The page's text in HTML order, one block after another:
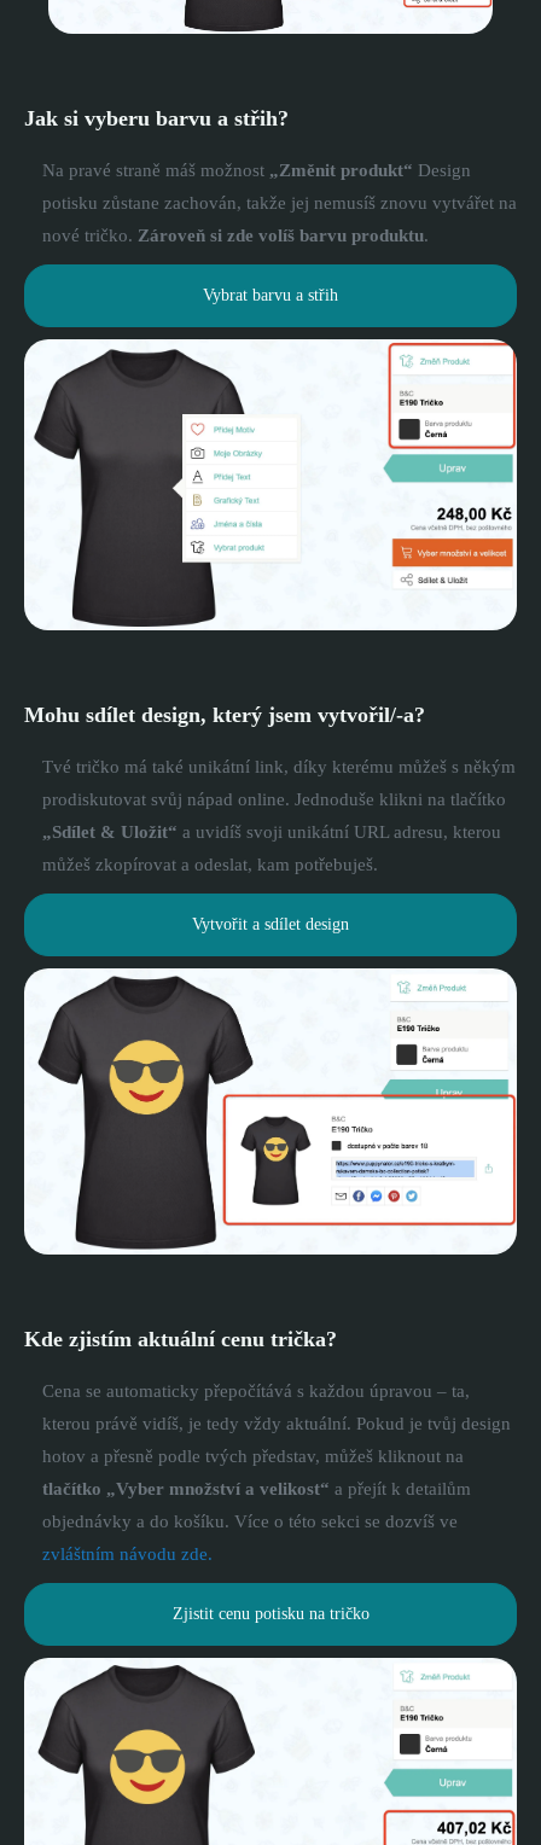
Jak si vyberu barvu a střih?
Na pravé straně máš možnost „Změnit produkt“ Design
potisku zůstane zachován, takže jej nemusíš znovu vytvářet na
nové tričko. Zároveň si zde volíš barvu produktu.
Vybrat barvu a střih
Mohu sdílet design, který jsem vytvořil/-a?
Tvé tričko má také unikátní link, díky kterému můžeš s někým
prodiskutovat svůj nápad online. Jednoduše klikni na tlačítko
„Sdílet & Uložit“ a uvidíš svoji unikátní URL adresu, kterou
můžeš zkopírovat a odeslat, kam potřebuješ.
Vytvořit a sdílet design
Kde zjistím aktuální cenu trička?
Cena se automaticky přepočítává s každou úpravou – ta,
kterou právě vidíš, je tedy vždy aktuální. Pokud je tvůj design
hotov a přesně podle tvých představ, můžeš kliknout na
tlačítko „Vyber množství a velikost“ a přejít k detailům
objednávky a do košíku. Více o této sekci se dozvíš ve
zvláštním návodu zde.
Zjistit cenu potisku na tričko